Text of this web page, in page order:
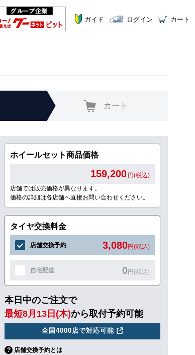
ガイド ログイン カート
カート
ホイールセット商品価格
159,200 円(税込)
店舗では販売価格が異なります。
価格の詳細は各店舗へ直接お問い合わせください。
タイヤ交換料金
店舗交換予約 3,080円(税込)
自宅配送 0円(税込)
本日中のご注文で
最短8月13日(木)から取付予約可能
全国4000店で対応可能
店舗交換予約とは